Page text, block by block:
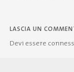
LASCIA UN
Devi essere